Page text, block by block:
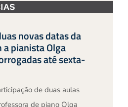
novas datas da
pianista Olga
até sexta-
de duas aulas
de piano Olga